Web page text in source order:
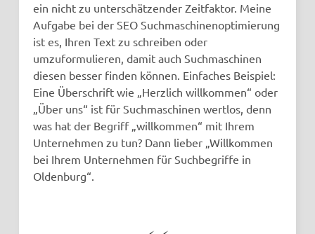
ein nicht zu unterschätzender Zeitfaktor. Meine
Aufgabe bei der SEO Suchmaschinenoptimierung
ist es, Ihren Text zu schreiben oder
umzuformulieren, damit auch Suchmaschinen
diesen besser finden können. Einfaches Beispiel:
Eine Überschrift wie „Herzlich willkommen“ oder
„Über uns“ ist für Suchmaschinen wertlos, denn
was hat der Begriff „willkommen“ mit Ihrem
Unternehmen zu tun? Dann lieber „Willkommen
bei Ihrem Unternehmen für Suchbegriffe in
Oldenburg“.